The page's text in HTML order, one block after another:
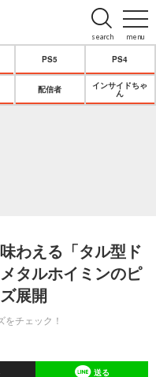
menu
search
PS5 PS4
配信者
インサイドちゃ
ん
わえる「タル型ド
タルホイミンのピ
展開
チェック！
送る